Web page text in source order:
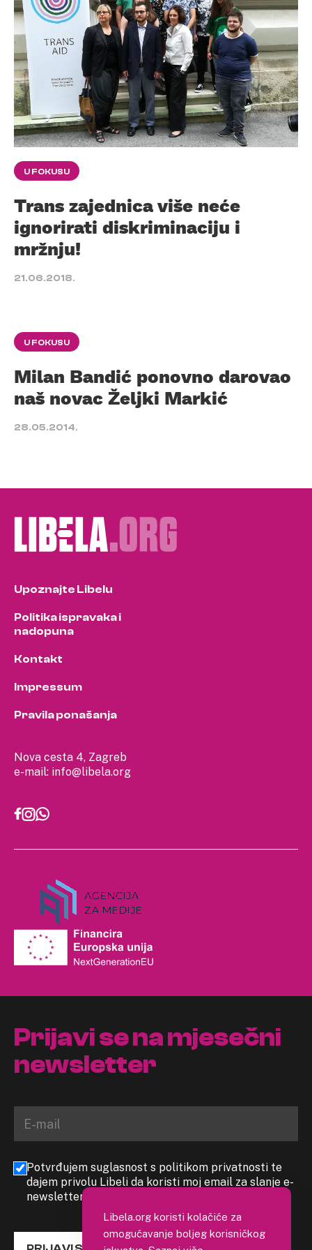
U FOKUSU
Trans zajednica više neće
ignorirati diskriminaciju i
mržnju!
21.06.2018.
U FOKUSU
Milan Bandić ponovno darovao
naš novac Željki Markić
28.05.2014.
Nova cesta 4, Zagreb
e-mail: info@libela.org
Upoznajte Libelu
Politika ispravaka i
nadopuna
Kontakt
Impressum
Pravila ponašanja
Prijavi se na mjesečni
newsletter
Potvrđujem suglasnost s politikom privatnosti te
dajem privolu Libeli da koristi moj email za slanje e-
newslettera
Libela.org koristi kolačiće za
omogućavanje boljeg korisničkog